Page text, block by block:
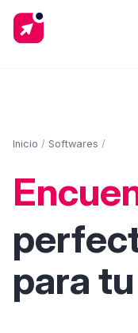
Inicio / Softwares /
para